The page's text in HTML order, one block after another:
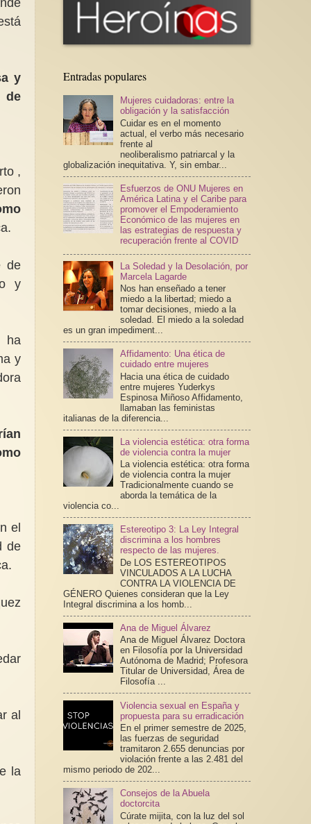
y
de
,
de
y
ha
y
el
de
al
la
Entradas populares
Mujeres cuidadoras: entre la
obligación y la satisfacción
Cuidar es en el momento
actual, el verbo más necesario
frente al
neoliberalismo patriarcal y la
globalización inequitativa. Y, sin embar...
Esfuerzos de ONU Mujeres en
América Latina y el Caribe para
promover el Empoderamiento
Económico de las mujeres en
las estrategias de respuesta y
recuperación frente al COVID
La Soledad y la Desolación, por
Marcela Lagarde
Nos han enseñado a tener
miedo a la libertad; miedo a
tomar decisiones, miedo a la
soledad. El miedo a la soledad
es un gran impediment...
Affidamento: Una ética de
cuidado entre mujeres
Hacia una ética de cuidado
entre mujeres Yuderkys
Espinosa Miñoso Affidamento,
llamaban las feministas
italianas de la diferencia...
La violencia estética: otra forma
de violencia contra la mujer
La violencia estética: otra forma
de violencia contra la mujer
Tradicionalmente cuando se
aborda la temática de la
violencia co...
Estereotipo 3: La Ley Integral
discrimina a los hombres
respecto de las mujeres.
De LOS ESTEREOTIPOS
VINCULADOS A LA LUCHA
CONTRA LA VIOLENCIA DE
GÉNERO Quienes consideran que la Ley
Integral discrimina a los homb...
Ana de Miguel Álvarez
Ana de Miguel Álvarez Doctora
en Filosofía por la Universidad
Autónoma de Madrid; Profesora
Titular de Universidad, Área de
Filosofía ...
Violencia sexual en España y
propuesta para su erradicación
En el primer semestre de 2025,
las fuerzas de seguridad
tramitaron 2.655 denuncias por
violación frente a las 2.481 del
mismo periodo de 202...
Consejos de la Abuela
doctorcita
Cúrate mijita, con la luz del sol